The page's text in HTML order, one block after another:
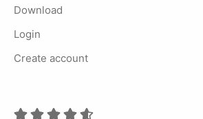
Download
Login
Create account